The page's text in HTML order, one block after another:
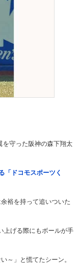
守った阪神の森下翔太
「ドコモスポーツく
裕を持って追いついた
げる際にもボールが手
」と慌てたシーン。